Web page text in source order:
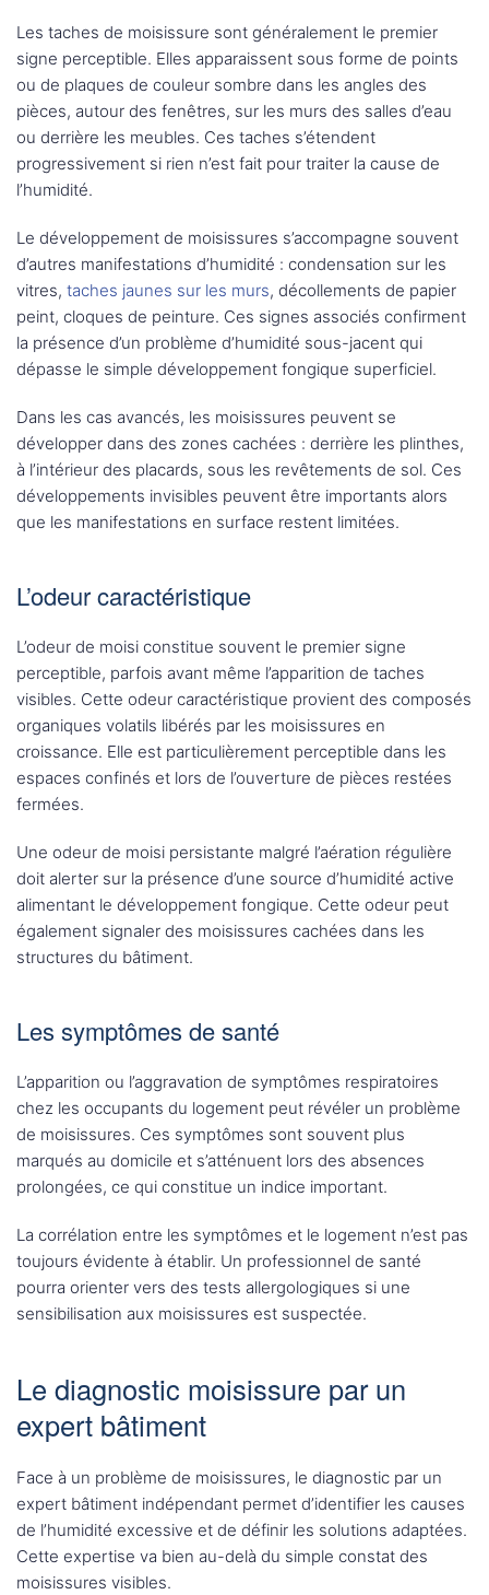
Les taches de moisissure sont généralement le premier
signe perceptible. Elles apparaissent sous forme de points
ou de plaques de couleur sombre dans les angles des
pièces, autour des fenêtres, sur les murs des salles d’eau
ou derrière les meubles. Ces taches s’étendent
progressivement si rien n’est fait pour traiter la cause de
l’humidité.
Le développement de moisissures s’accompagne souvent
d’autres manifestations d’humidité : condensation sur les
vitres, taches jaunes sur les murs, décollements de papier
peint, cloques de peinture. Ces signes associés confirment
la présence d’un problème d’humidité sous-jacent qui
dépasse le simple développement fongique superficiel.
Dans les cas avancés, les moisissures peuvent se
développer dans des zones cachées : derrière les plinthes,
à l’intérieur des placards, sous les revêtements de sol. Ces
développements invisibles peuvent être importants alors
que les manifestations en surface restent limitées.
L’odeur caractéristique
L’odeur de moisi constitue souvent le premier signe
perceptible, parfois avant même l’apparition de taches
visibles. Cette odeur caractéristique provient des composés
organiques volatils libérés par les moisissures en
croissance. Elle est particulièrement perceptible dans les
espaces confinés et lors de l’ouverture de pièces restées
fermées.
Une odeur de moisi persistante malgré l’aération régulière
doit alerter sur la présence d’une source d’humidité active
alimentant le développement fongique. Cette odeur peut
également signaler des moisissures cachées dans les
structures du bâtiment.
Les symptômes de santé
L’apparition ou l’aggravation de symptômes respiratoires
chez les occupants du logement peut révéler un problème
de moisissures. Ces symptômes sont souvent plus
marqués au domicile et s’atténuent lors des absences
prolongées, ce qui constitue un indice important.
La corrélation entre les symptômes et le logement n’est pas
toujours évidente à établir. Un professionnel de santé
pourra orienter vers des tests allergologiques si une
sensibilisation aux moisissures est suspectée.
Le diagnostic moisissure par un
expert bâtiment
Face à un problème de moisissures, le diagnostic par un
expert bâtiment indépendant permet d’identifier les causes
de l’humidité excessive et de définir les solutions adaptées.
Cette expertise va bien au-delà du simple constat des
moisissures visibles.